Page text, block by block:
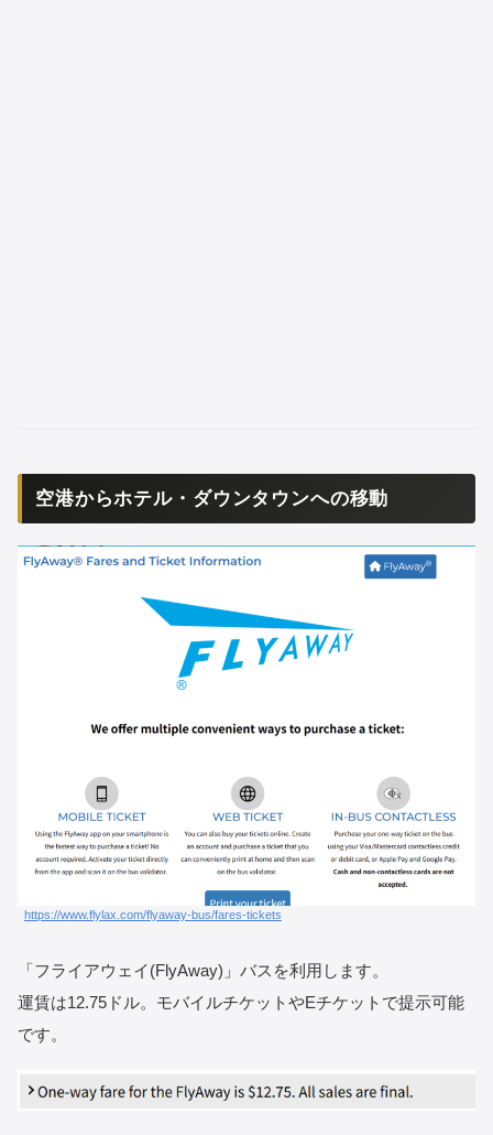
空港からホテル・ダウンタウンへの移動
https://www.flylax.com/flyaway-bus/fares-tickets
「フライアウェイ(FlyAway)」バスを利用します。
運賃は12.75ドル。モバイルチケットやEチケットで提示可能
です。